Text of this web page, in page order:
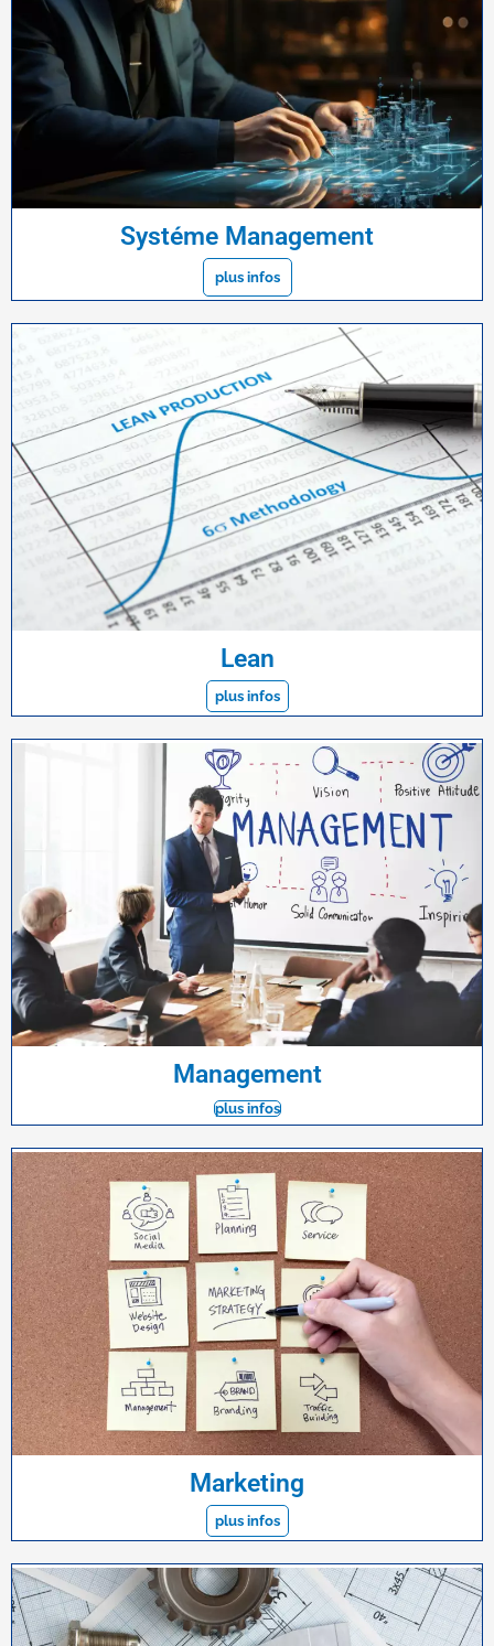
Systéme Management
plus infos
Lean
plus infos
Management
plus infos
Marketing
plus infos